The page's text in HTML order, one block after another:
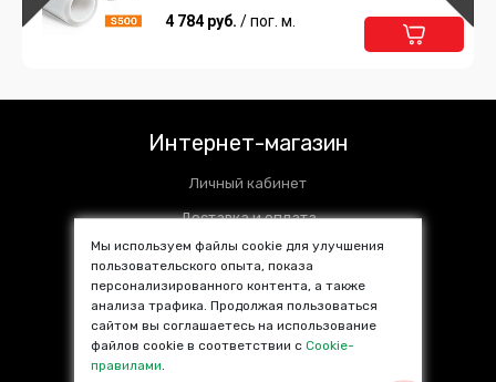
4 784 руб. / пог. м.
Интернет-магазин
Личный кабинет
Доставка и оплата
Установочные центры
Контакты
SALE %
Популярные товары
Мы используем файлы cookie для улучшения
пользовательского опыта, показа
персонализированного контента, а также
анализа трафика. Продолжая пользоваться
сайтом вы соглашаетесь на использование
файлов cookie в соответствии сCookie-
правилами.